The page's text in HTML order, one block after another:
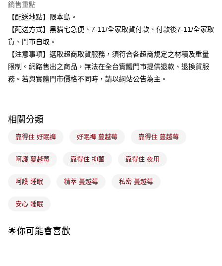
大哥付你分期
相關說明
【大哥付你分期使用說明】
1.本服務由台灣大哥大提供，台灣大哥大用戶可立即使用無須另外申請。
2.付款方式選擇「大哥付你分期」，訂單成立後會自動跳轉到大哥付的交易
流程，驗證手機門號後，選擇欲分期的期數、繳款截止日，確認付款後即完
成交易。
3.實際核准額度、可分期數及費用金額請依後續交易確認頁面所載為準。
1.分期款項不併入電信帳單，「大哥付你分期」於每月結算日後寄送繳費提
2.透過簡訊連結打開帳單後，可選擇「超商條碼／台灣大直營門市／銀行轉
用戶於交易時，得透過本服務購買商品或服務，並由商店將買賣／分期付款
2.基於同意付款使用「大哥付你分期」之契約關係目的，商店將以您的個人
3.完整用戶服務條款，請詳閱以下連結：
ATM付款
運送方式
全家取貨付款
每筆NT$100，滿NT$899(含以上)免運費
每筆NT$100，滿NT$899(含以上)免運費
宅配
銷售重點
【配送地點】限本島。
【配送方式】黑貓宅急便、7-11/全家取貨付款、付款後7-11/全家取
貨、門市自取。
【注意事項】選取超商取貨服務，須符合各超商規定之材積及重量
限制。網路售出之商品，無法在全台實體門市提供退款、退換貨服
務。若與實體門市價格不同時，請以網站公告為主。
相關分類
靠得住 好眠褲 好眠褲 蔓越莓 靠得住 蔓越莓
呵護 蔓越莓 靠得住 抑菌 靠得住 夜用
呵護 睡眠 精萃 蔓越莓 私密 蔓越莓
安心 睡眠
🌟你可能會喜歡